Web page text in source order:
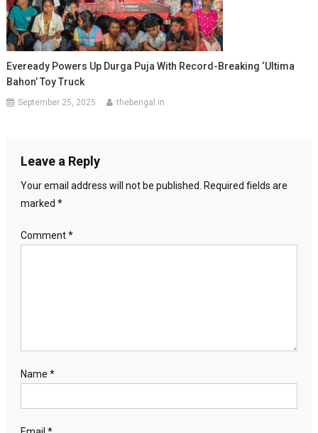
Eveready Powers Up Durga Puja With Record-Breaking ‘Ultima
Bahon’ Toy Truck
September 25, 2025 thebengal.in
Leave a Reply
Your email address will not be published.
Required fields are
marked *
Comment*
Name *